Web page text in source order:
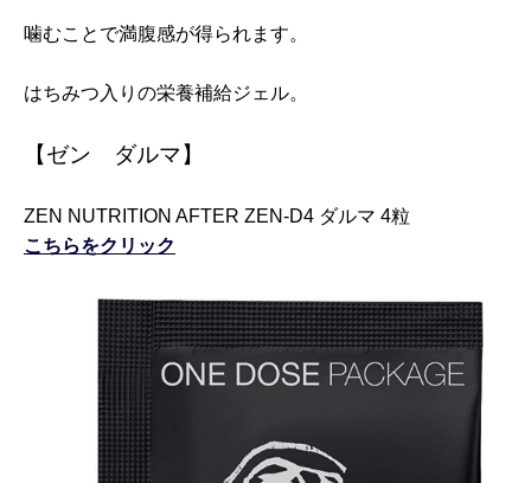
噛むことで満腹感が得られます。
はちみつ入りの栄養補給ジェル。
【ゼン ダルマ】
ZEN NUTRITION AFTER ZEN-D4 ダルマ 4粒
こちらをクリック